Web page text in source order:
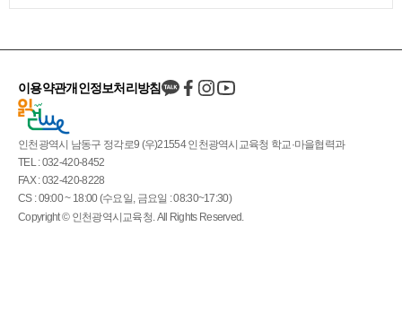
인천광역시 남동구 정각로9 (우)21554 인천광역시교육청 학교·마을협력과
TEL : 032-420-8452
FAX : 032-420-8228
CS : 09:00 ~ 18:00 (수요일, 금요일 : 08:30~17:30)
Copyright © 인천광역시교육청. All Rights Reserved.
이용약관개인정보처리방침